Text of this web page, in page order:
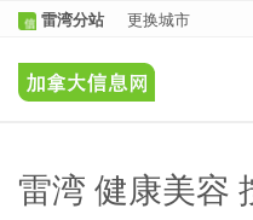
雷湾分站 更换城市
雷湾 健康美容